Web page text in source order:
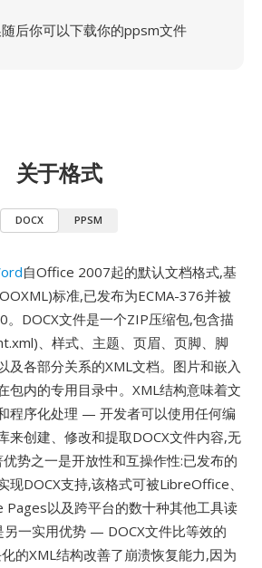
后你可以下载你的ppsm文件
关于格式
DOCX PPSM
自Office 2007起的默认文档格式,基
标准,已发布为ECMA-376并被
DOCX文件是一个ZIP压缩包,包含描
、样式、主题、页眉、页脚、脚
及各部分关系的XML文档。图片和嵌入
包内的专用目录中。XML结构意味着文
程序化处理 — 开发者可以使用任何编
来创建、修改和提取DOCX文件内容,无
势之一是开放性和互操作性:已发布的
现DOCX支持,该格式可被LibreOffice、
Pages以及跨平台的数十种其他工具读
一实用优势 — DOCX文件比等效的
的XML结构改善了崩溃恢复能力,因为